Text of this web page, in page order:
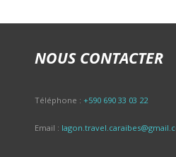
NOUS CONTACTER
Téléphone : +590 690 33 03 22
Email :